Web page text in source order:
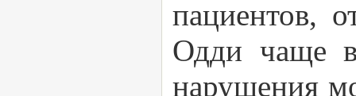
пациентов,
Одди чаще
нарушения